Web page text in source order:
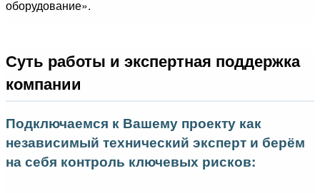
оборудование».
Суть работы и экспертная поддержка
компании
Подключаемся к Вашему проекту как
независимый технический эксперт и берём
на себя контроль ключевых рисков: